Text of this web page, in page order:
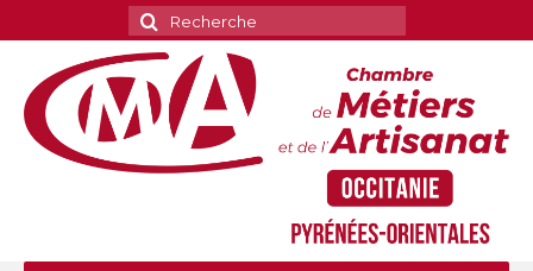
Rechercher
: